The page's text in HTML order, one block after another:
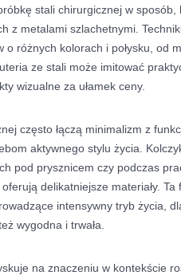
stali chirurgicznej w sposób,
z metalami szlachetnymi.
o różnych kolorach i połysku, od
ze stali może imitować
wizualne za ułamek ceny.
często łączą minimalizm z
aktywnego stylu życia.
pod prysznicem czy podczas
delikatniejsze materiały. Ta
intensywny tryb życia,
wygodna i trwała.
na znaczeniu w kontekście